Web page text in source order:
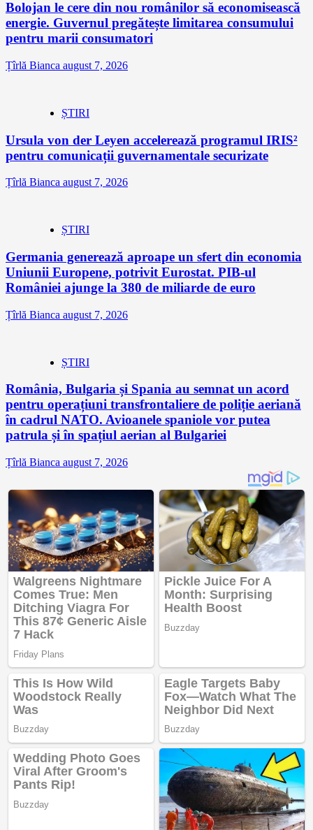
Bolojan le cere din nou românilor să economisească
energie. Guvernul pregătește limitarea consumului
pentru marii consumatori
Țîrlă Bianca august 7, 2026
ȘTIRI
Ursula von der Leyen accelerează programul IRIS²
pentru comunicații guvernamentale securizate
Țîrlă Bianca august 7, 2026
ȘTIRI
Germania generează aproape un sfert din economia
Uniunii Europene, potrivit Eurostat. PIB-ul
României ajunge la 380 de miliarde de euro
Țîrlă Bianca august 7, 2026
ȘTIRI
România, Bulgaria și Spania au semnat un acord
pentru operațiuni transfrontaliere de poliție aeriană
în cadrul NATO. Avioanele spaniole vor putea
patrula și în spațiul aerian al Bulgariei
Țîrlă Bianca august 7, 2026